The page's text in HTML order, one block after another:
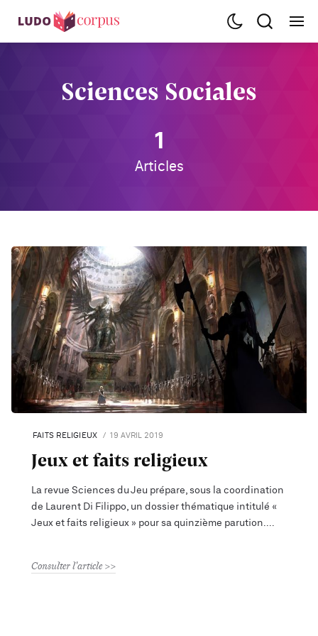
Sciences Sociales
1
Articles
FAITS RELIGIEUX 19 AVRIL 2019
Jeux et faits religieux
La revue Sciences du Jeu prépare, sous la coordination
de Laurent Di Filippo, un dossier thématique intitulé «
Jeux et faits religieux » pour sa quinzième parution.
Consulter l'article